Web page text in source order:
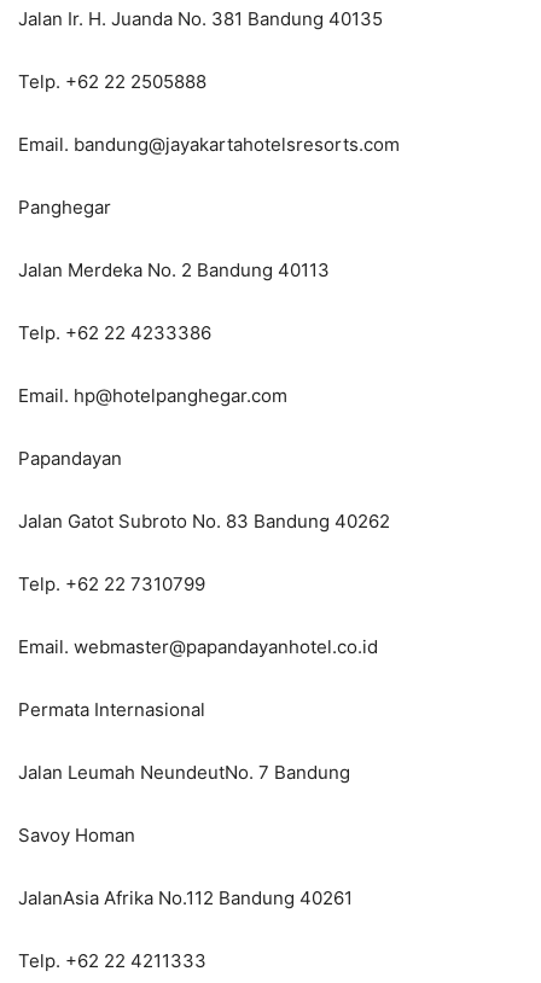
Jalan Ir. H. Juanda No. 381 Bandung 40135
Telp. +62 22 2505888
Email. bandung@jayakartahotelsresorts.com
Panghegar
Jalan Merdeka No. 2 Bandung 40113
Telp. +62 22 4233386
Email. hp@hotelpanghegar.com
Papandayan
Jalan Gatot Subroto No. 83 Bandung 40262
Telp. +62 22 7310799
Email. webmaster@papandayanhotel.co.id
Permata Internasional
Jalan Leumah NeundeutNo. 7 Bandung
Savoy Homan
JalanAsia Afrika No.112 Bandung 40261
Telp. +62 22 4211333